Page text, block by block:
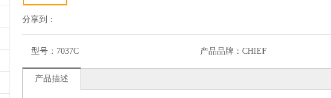
分享到：
型号： 7037C 产品品牌： CHIEF
产品描述